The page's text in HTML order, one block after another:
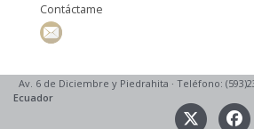
Contáctame
Av. 6 de Diciembre y Piedrahita · Teléfono:
Ecuador